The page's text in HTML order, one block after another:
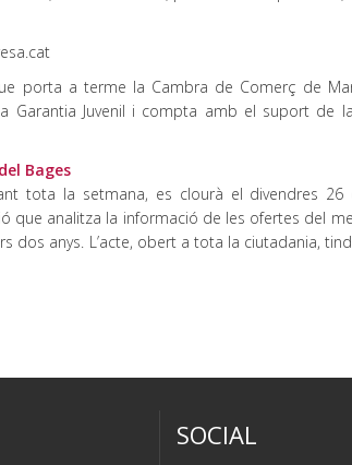
porta a terme la Cambra de Comerç de
Garantia Juvenil i compta amb el suport de
Bages
tota la setmana, es clourà el divendres 26
que analitza la informació de les ofertes del
dos anys. L’acte, obert a tota la ciutadania,
SOCIAL